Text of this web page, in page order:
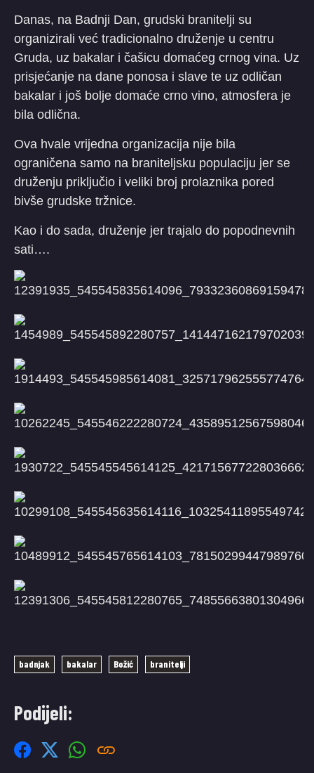
Danas, na Badnji Dan, grudski branitelji su
organizirali već tradicionalno druženje u centru
Gruda, uz bakalar i čašicu domaćeg crnog vina. Uz
prisjećanje na dane ponosa i slave te uz odličan
bakalar i još bolje domaće crno vino, atmosfera je
bila odlična.
Ova hvale vrijedna organizacija nije bila
ograničena samo na braniteljsku populaciju jer se
druženju priključio i veliki broj prolaznika pored
bivše grudske tržnice.
Kao i do sada, druženje jer trajalo do popodnevnih
sati….
badnjak bakalar Božić branitelji
Podijeli: